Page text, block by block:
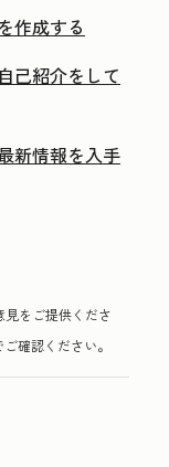
作成する
己紹介をして
新情報を入手
見をご提供くださ
ご確認ください。